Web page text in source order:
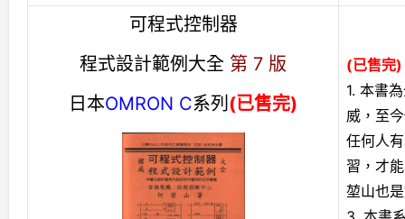
可程式控制器
程式設計範例大全 第 7 版
日本OMRON C系列 (已售完)
(已售完)
1. 本書
威，至
任何人
習，才
堃山也